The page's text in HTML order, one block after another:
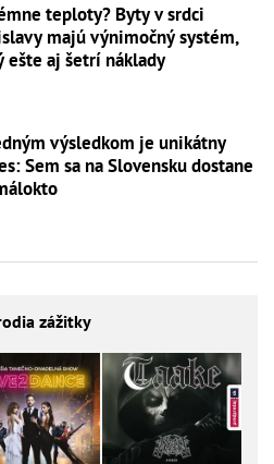
teploty? Byty v srdci
majú výnimočný systém,
ešte aj šetrí náklady
výsledkom je unikátny
Sem sa na Slovensku dostane
zážitky